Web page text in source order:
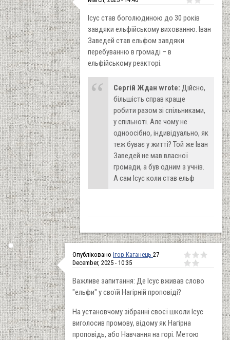
Ісус став боголюдиною до 30 років
завдяки ельфійському вихованню. Іван
Заведей став ельфом завдяки
перебуванню в громаді – в
ельфійському реакторі.
Сергій Ждан wrote: Дійсно,
більшість справ краще
робити разом зі спільниками,
у спільноті. Але чому не
одноосібно, індивідуально, як
теж буває у житті? Той же Іван
Заведей не мав власної
громади, а був одним з учнів.
А сам Ісус коли став ельф
Опубліковано Ігор Каганець 27
December, 2025 - 10:35
Важливе запитання: Де Ісус вживав слово
"ельфи" у своїй Нагірній проповіді?
На установчому зібранні своєї школи Ісус
виголосив промову, відому як Нагірна
проповідь, або Навчання на горі. Метою